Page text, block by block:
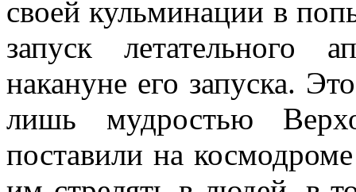
своей кульминации в
запуск летательного
накануне его запуска.
лишь мудростью
поставили на